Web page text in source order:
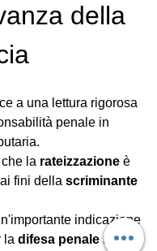
della
a una lettura rigorosa
penale in
la rateizzazione è
fini della scriminante
indicazione
la difesa penale negli